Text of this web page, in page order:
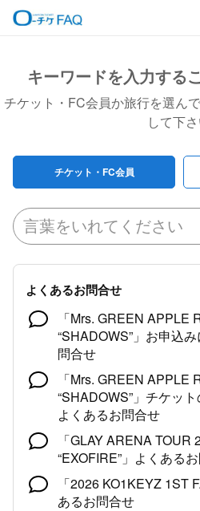
キーワードを入力する
チケット・FC会員か旅行を選ん
して下
チケット・FC会員
よくあるお問合せ
「Mrs. GREEN APPLE
“SHADOWS”」お申込
問合せ
「Mrs. GREEN APPLE
“SHADOWS”」チケッ
よくあるお問合せ
「GLAY ARENA TOUR
“EXOFIRE”」よくある
「2026 KO1KEYZ 1ST
あるお問合せ